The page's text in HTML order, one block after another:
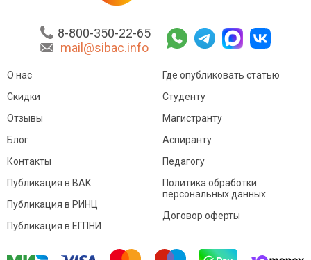
8-800-350-22-65
mail@sibac.info
О нас
Скидки
Отзывы
Блог
Контакты
Где опубликовать статью
Студенту
Магистранту
Аспиранту
Педагогу
Публикация в ВАК
Публикация в РИНЦ
Публикация в ЕГПНИ
Политика обработки
персональных данных
Договор оферты